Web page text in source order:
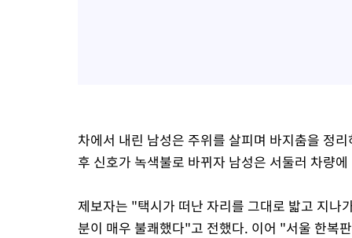
차에서 내린 남성은 주위를 살피며 바지춤을 정
후 신호가 녹색불로 바뀌자 남성은 서둘러 차량
제보자는 "택시가 떠난 자리를 그대로 밟고 지
분이 매우 불쾌했다"고 전했다. 이어 "서울 한복